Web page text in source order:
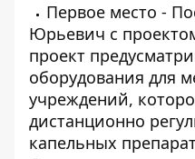
Первое место -
Юрьевич с
проект
оборудования для
учреждений,
дистанционно
капельных